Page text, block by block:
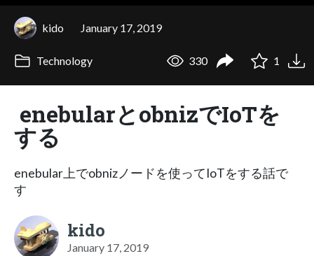
kido January 17, 2019
Technology 330 1
enebularとobnizでIoTを
する
enebular上でobnizノードを使ってIoTをする話で
す
kido
January 17, 2019